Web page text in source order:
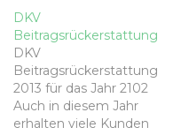
DKV
Beitragsrückerstattung
DKV
Beitragsrückerstattung
2013 für das Jahr 2102
Auch in diesem Jahr
erhalten viele Kunden